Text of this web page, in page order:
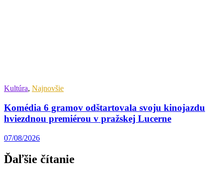
Kultúra, Najnovšie
Komédia 6 gramov odštartovala svoju kinojazdu
hviezdnou premiérou v pražskej Lucerne
07/08/2026
Ďaľšie čítanie